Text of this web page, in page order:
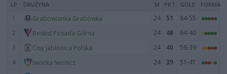
LP DRUŻYNA M PKT GOLE FORMA
1 Grabowianka Grabówka 24 51
84-55
2
Beskid Posada Górna 24 48
64-40
3
Cisy Jabłonica Polska 24 40
56-39
4
Iwonka Iwonicz 24 39
51-41